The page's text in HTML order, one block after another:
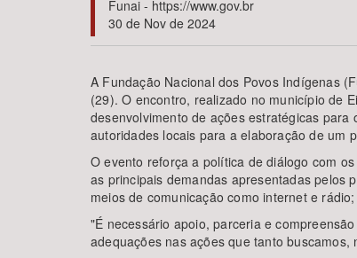
Área de Levantamento
Funai - https://www.gov.br
30 de Nov de 2024
A Fundação Nacional dos Povos Indígenas
(29). O encontro, realizado no município de
desenvolvimento de ações estratégicas
autoridades locais para a elaboração de um
O evento reforça a política de diálogo com
as principais demandas apresentadas pelos
meios de comunicação como internet e
"É necessário apoio, parceria e
adequações nas ações que tanto